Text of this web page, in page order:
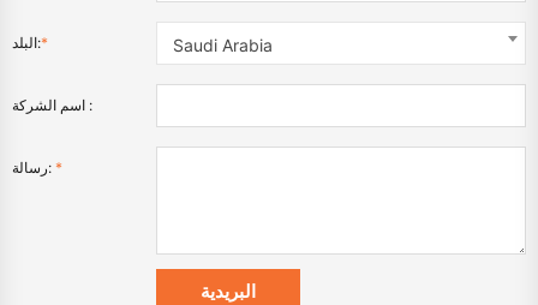
البلد:* Saudi Arabia
اسم الشركة :
رسالة: *